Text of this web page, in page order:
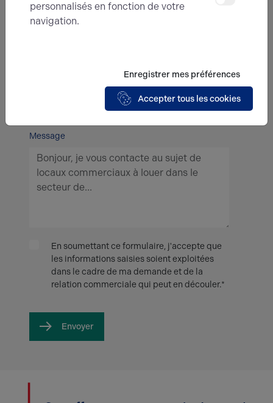
Message
En soumettant ce formulaire, j'accepte que
les informations saisies soient exploitées
dans le cadre de ma demande et de la
relation commerciale qui peut en découler.*
Envoyer
personnalisés en fonction de votre
navigation.
Enregistrer mes préférences
Accepter tous les cookies